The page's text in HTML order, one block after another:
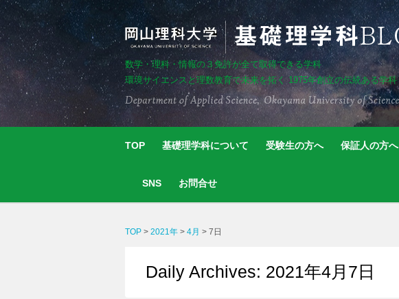
数学・理科・情報の３免許が全て取得できる学科
環境サイエンスと理数教育で未来を拓く 1975年創立の伝統ある学科
TOP 基礎理学科について 受験生の方へ 保証人の方へ
SNS お問合せ
TOP > 2021年 > 4月 > 7日
Daily Archives: 2021年4月7日